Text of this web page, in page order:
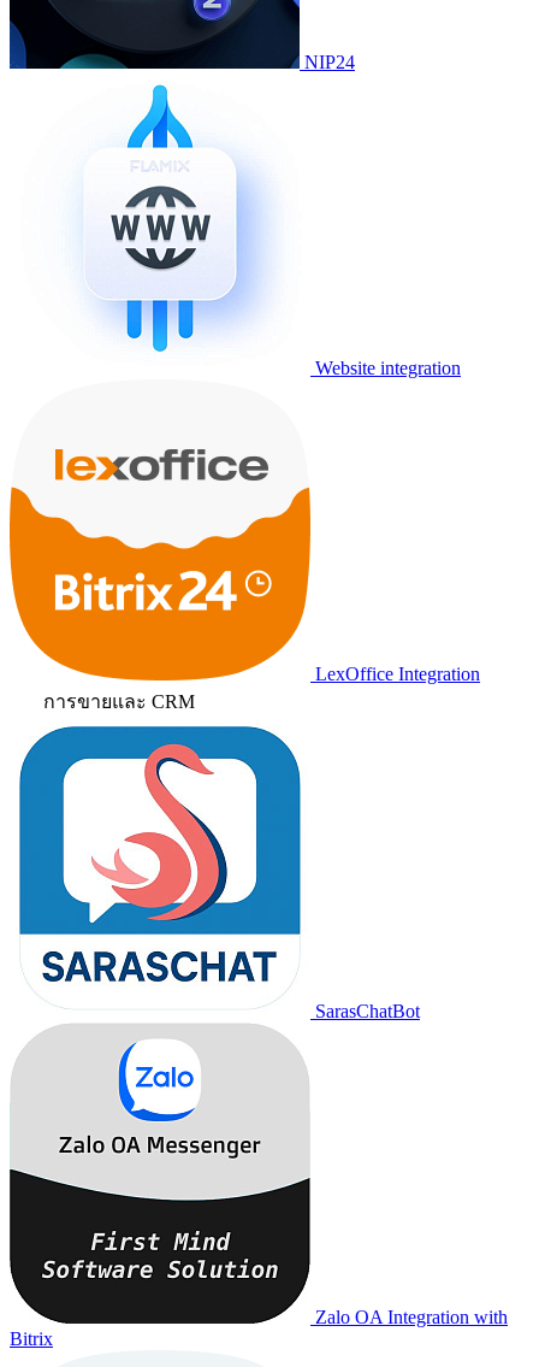
NIP24
Website integration
LexOffice Integration
การขายและ CRM
SarasChatBot
Zalo OA Integration with
Bitrix